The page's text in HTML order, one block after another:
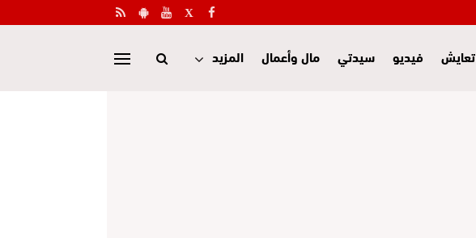
تعايش فيديو سيدتي مال وأعمال المزيد